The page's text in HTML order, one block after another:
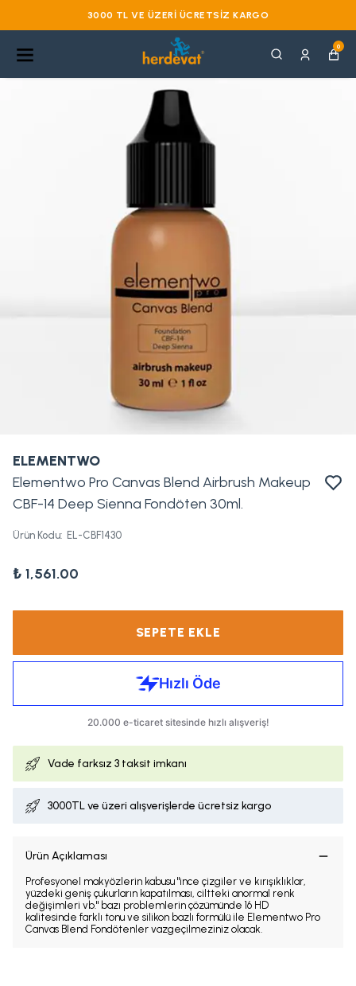
3000 TL VE ÜZERI ÜCRETSIZ KARGO
0
ELEMENTWO
Elementwo Pro Canvas Blend Airbrush Makeup
CBF-14 Deep Sienna Fondöten 30ml.
Ürün Kodu: EL-CBF1430
₺ 1,561.00
SEPETE EKLE
Vade farksız 3 taksit imkanı
3000TL ve üzeri alışverişlerde ücretsiz kargo
Ürün Açıklaması
Profesyonel makyözlerin kabusu "ince çizgiler ve kırışıklıklar,
yüzdeki geniş çukurların kapatılması, ciltteki anormal renk
değişimleri vb." bazı problemlerin çözümünde 16 HD
kalitesinde farklı tonu ve silikon bazlı formülü ile Elementwo Pro
Canvas Blend Fondötenler vazgeçilmeziniz olacak.